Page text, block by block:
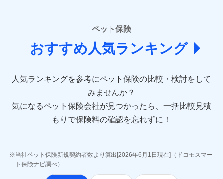
あいおいニッセイ同和損害保険株式会社
(https://www.aioinissaydowa.co.jp/)
アクサ損害保険株式会社 (https://www.axa-
アニコム損害保険株式会社 (https://www.anicom-
東京海上ダイレクト損害保険株式会社
(https://www.e-design.net/)
AIG損害保険株式会社
(https://www.sbisonpo.co.jp/)
ジェイアイ傷害火災保険株式会社
(https://www.jihoken.co.jp/)
ペット保険
おすすめ人気ランキング
人気ランキングを参考にペット保険の比較・検討をして
みませんか？
気になるペット保険会社が見つかったら、一括比較見積
もりで保険料の確認を忘れずに！
当社ペット保険新規契約者数より算出[2026年6月1日現在]（ドコモスマー
ト保険ナビ調べ）